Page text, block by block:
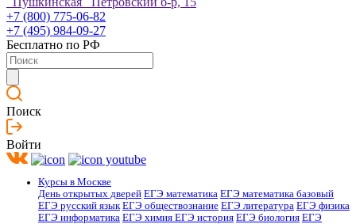
+7 (800) 775-06-82
+7 (495) 984-09-27
Бесплатно по РФ
Поиск
Войти
Курсы в Москве
День открытых дверей ЕГЭ математика ЕГЭ математика базовый
ЕГЭ русский язык ЕГЭ обществознание ЕГЭ литература ЕГЭ физика
ЕГЭ информатика ЕГЭ химия ЕГЭ история ЕГЭ биология ЕГЭ